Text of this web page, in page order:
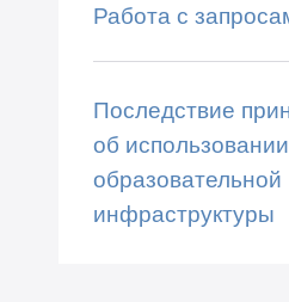
Работа с
Последствие
об
образовательной
инфраструктуры